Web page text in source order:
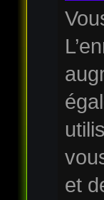
et